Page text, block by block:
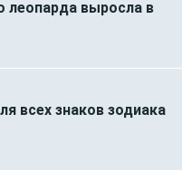
леопарда выросла в
всех знаков зодиака